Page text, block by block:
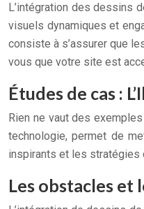
L’intégration des dessins
visuels dynamiques et
consiste à s’assurer que
vous que votre site est
Études de cas :
Rien ne vaut des
technologie, permet de
inspirants et les stratégies
Les obstacles et